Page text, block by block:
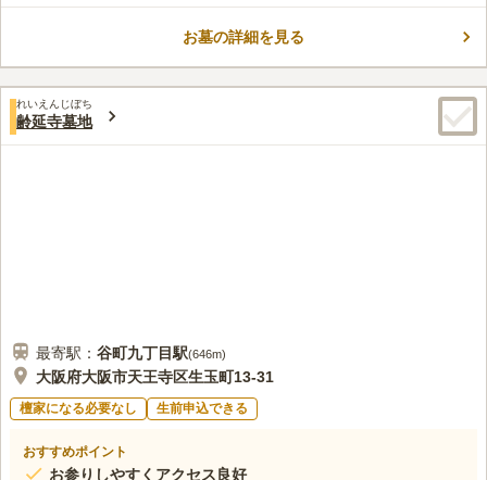
供養していただける環境が整っています。
お墓の詳細を見る
れいえんじぼち
齢延寺墓地
最寄駅： 谷町九丁目駅(646m)
大阪府大阪市天王寺区生玉町13-31
檀家になる必要なし 生前申込できる
おすすめポイント
お参りしやすくアクセス良好